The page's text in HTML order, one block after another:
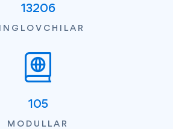
13206
105
MODULLAR